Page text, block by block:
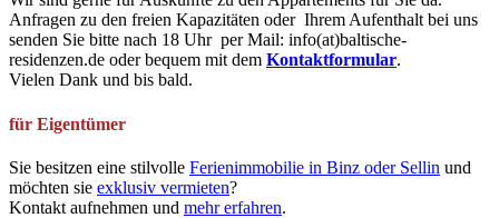
Anfragen zu den freien Kapazitäten oder Ihrem Aufenthalt bei uns
senden Sie bitte nach 18 Uhr per Mail: info(at)baltische-
residenzen.de oder bequem mit dem Kontaktformular.
Vielen Dank und bis bald.
für Eigentümer
Sie besitzen eine stilvolle Ferienimmobilie in Binz oder Sellin und
möchten sie exklusiv vermieten?
Kontakt aufnehmen und mehr erfahren.